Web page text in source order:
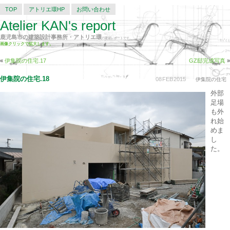
TOP アトリエ環HP お問い合わせ
Atelier KAN's report
鹿児島市の建築設計事務所・アトリエ環の建築レポートです。
画像クリックで拡大します。
« 伊集院の住宅.17 GZ邸完成写真 »
08FEB2015 伊集院の住宅
伊集院の住宅.18
外部
足場
も外
れ始
めま
し
た。